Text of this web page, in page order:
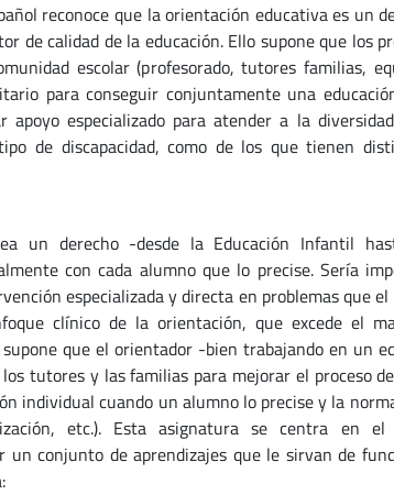
reconoce que la orientación educativa es un
de calidad de la educación. Ello supone que los
escolar (profesorado, tutores familias,
para conseguir conjuntamente una
especializado para atender a la
de discapacidad, como de los que tienen
un derecho -desde la Educación Infantil
con cada alumno que lo precise. Sería
especializada y directa en problemas que
clínico de la orientación, que excede el
que el orientador -bien trabajando en un
tutores y las familias para mejorar el proceso
individual cuando un alumno lo precise y la
etc.). Esta asignatura se centra en
conjunto de aprendizajes que le sirvan de